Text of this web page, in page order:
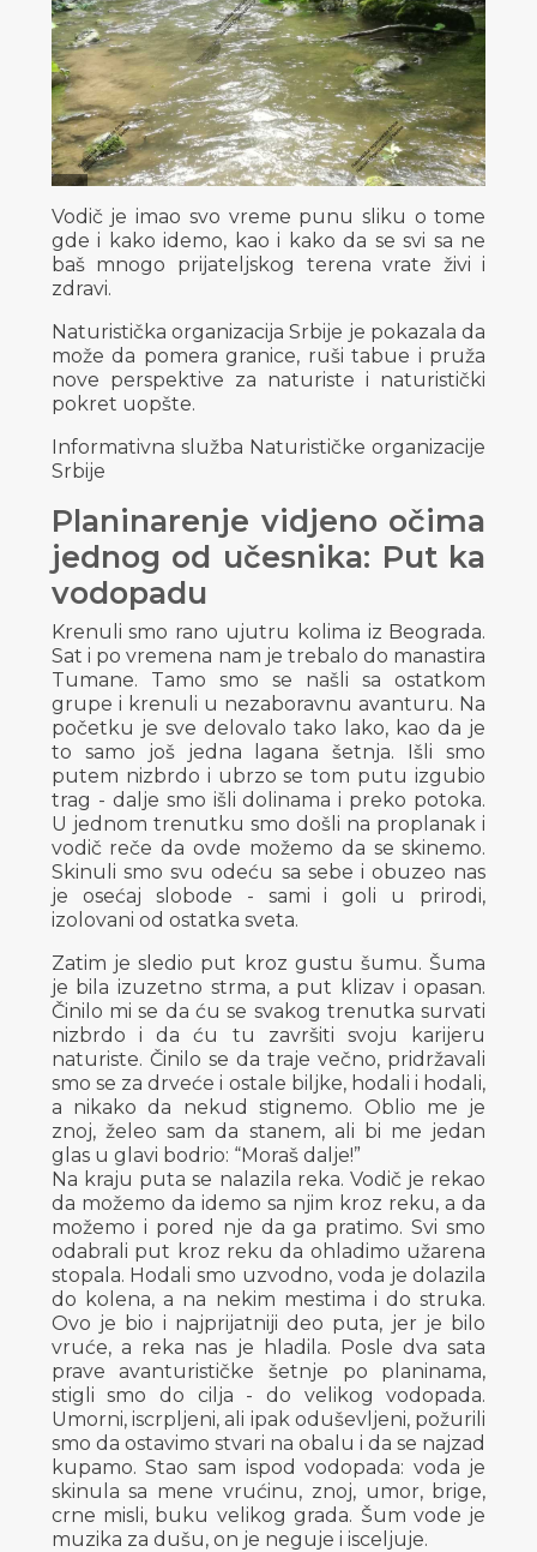
Vodič je imao svo vreme punu sliku o tome
gde i kako idemo, kao i kako da se svi sa ne
baš mnogo prijateljskog terena vrate živi i
zdravi.
Naturistička organizacija Srbije je pokazala da
može da pomera granice, ruši tabue i pruža
nove perspektive za naturiste i naturistički
pokret uopšte.
Informativna služba Naturističke organizacije
Srbije
Planinarenje vidjeno očima
jednog od učesnika: Put ka
vodopadu
Krenuli smo rano ujutru kolima iz Beograda.
Sat i po vremena nam je trebalo do manastira
Tumane. Tamo smo se našli sa ostatkom
grupe i krenuli u nezaboravnu avanturu. Na
početku je sve delovalo tako lako, kao da je
to samo još jedna lagana šetnja. Išli smo
putem nizbrdo i ubrzo se tom putu izgubio
trag - dalje smo išli dolinama i preko potoka.
U jednom trenutku smo došli na proplanak i
vodič reče da ovde možemo da se skinemo.
Skinuli smo svu odeću sa sebe i obuzeo nas
je osećaj slobode - sami i goli u prirodi,
izolovani od ostatka sveta.
Zatim je sledio put kroz gustu šumu. Šuma
je bila izuzetno strma, a put klizav i opasan.
Činilo mi se da ću se svakog trenutka survati
nizbrdo i da ću tu završiti svoju karijeru
naturiste. Činilo se da traje večno, pridržavali
smo se za drveće i ostale biljke, hodali i hodali,
a nikako da nekud stignemo. Oblio me je
znoj, želeo sam da stanem, ali bi me jedan
glas u glavi bodrio: “Moraš dalje!”
Na kraju puta se nalazila reka. Vodič je rekao
da možemo da idemo sa njim kroz reku, a da
možemo i pored nje da ga pratimo. Svi smo
odabrali put kroz reku da ohladimo užarena
stopala. Hodali smo uzvodno, voda je dolazila
do kolena, a na nekim mestima i do struka.
Ovo je bio i najprijatniji deo puta, jer je bilo
vruće, a reka nas je hladila. Posle dva sata
prave avanturističke šetnje po planinama,
stigli smo do cilja - do velikog vodopada.
Umorni, iscrpljeni, ali ipak oduševljeni, požurili
smo da ostavimo stvari na obalu i da se najzad
kupamo. Stao sam ispod vodopada: voda je
skinula sa mene vrućinu, znoj, umor, brige,
crne misli, buku velikog grada. Šum vode je
muzika za dušu, on je neguje i isceljuje.